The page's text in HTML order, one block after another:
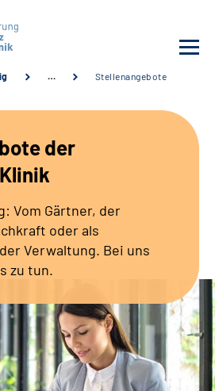
… Stellenangebote
der
Vom Gärtner, der
oder als
Verwaltung. Bei uns
zu tun.